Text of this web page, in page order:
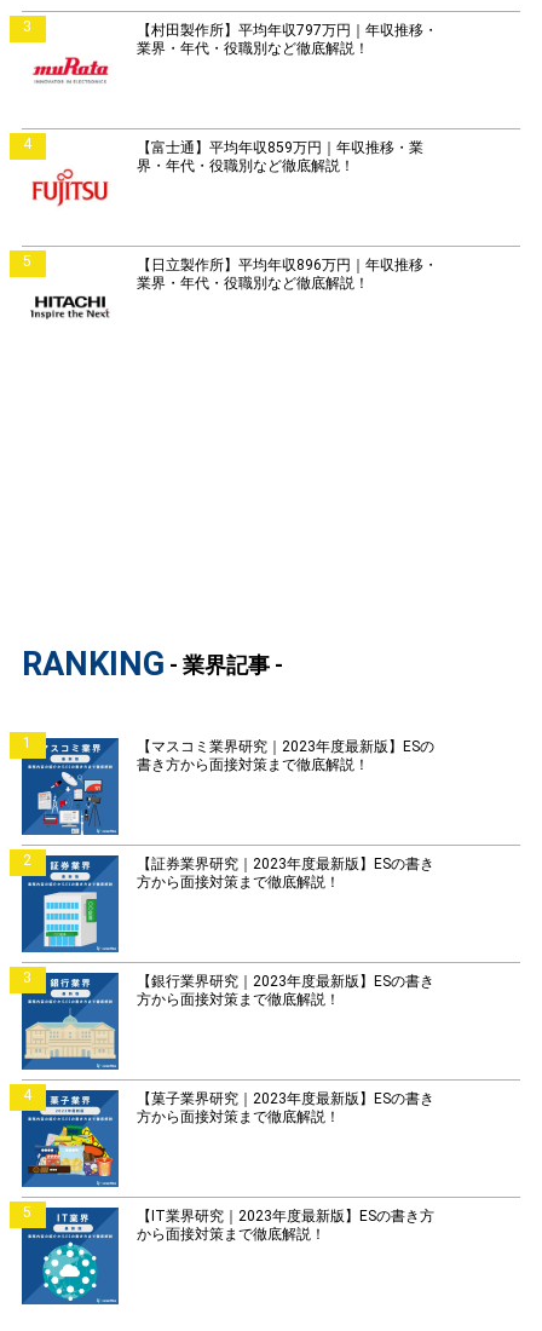
3
【村田製作所】平均年収797万円｜年収推移・
業界・年代・役職別など徹底解説！
4
【富士通】平均年収859万円｜年収推移・業
界・年代・役職別など徹底解説！
5
【日立製作所】平均年収896万円｜年収推移・
業界・年代・役職別など徹底解説！
RANKING - 業界記事 -
1
【マスコミ業界研究｜2023年度最新版】ESの
書き方から面接対策まで徹底解説！
2
【証券業界研究｜2023年度最新版】ESの書き
方から面接対策まで徹底解説！
3
【銀行業界研究｜2023年度最新版】ESの書き
方から面接対策まで徹底解説！
4
【菓子業界研究｜2023年度最新版】ESの書き
方から面接対策まで徹底解説！
5
【IT業界研究｜2023年度最新版】ESの書き方
から面接対策まで徹底解説！